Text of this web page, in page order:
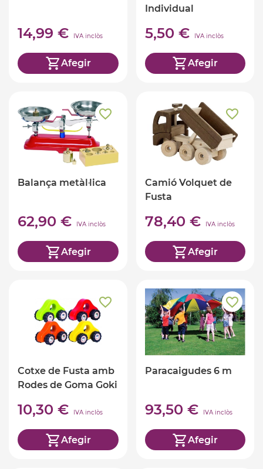
14,99 € IVA inclòs
Afegir
Individual
5,50 € IVA inclòs
Afegir
Balança metàl·lica
62,90 € IVA inclòs
Afegir
Camió Volquet de
Fusta
78,40 € IVA inclòs
Afegir
Cotxe de Fusta amb
Rodes de Goma Goki
10,30 € IVA inclòs
Afegir
Paracaigudes 6 m
93,50 € IVA inclòs
Afegir